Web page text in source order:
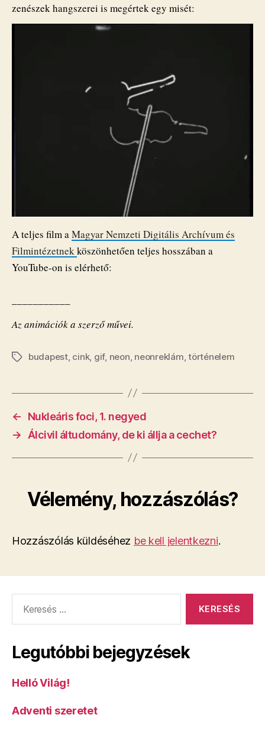
zenészek hangszerei is megértek egy misét:
A teljes film aMagyar Nemzeti Digitális Archívum és
Filmintézetnekköszönhetően teljes hosszában a
YouTube-on is elérhető:
Az animációk a szerző művei.
Címkékbudapest, cink, gif, neon neonreklám ,történelem
←
Nukleáris foci, 1. negyed
→
Álcivil áltudomány, de ki állja a cechet?
Vélemény, hozzászólás?
Hozzászólás küldéséhez be kell jelentkezni.
Legutóbbi bejegyzések
Helló Világ!
Adventi szeretet